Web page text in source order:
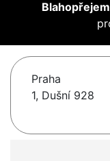
Praha
1, Dušní 928